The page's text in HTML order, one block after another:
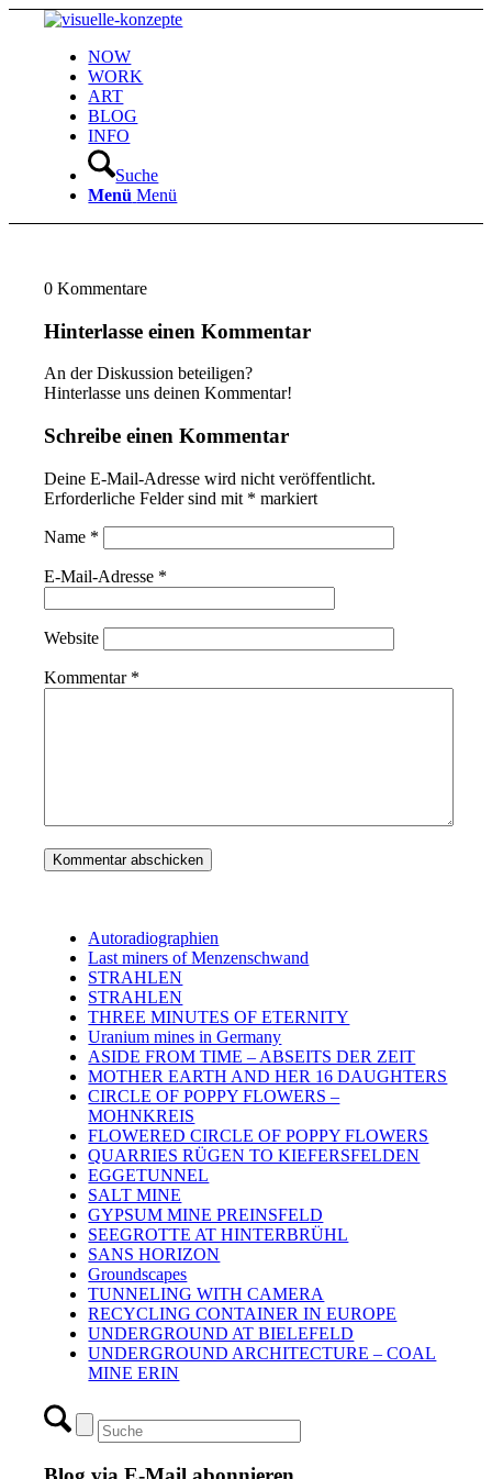
NOW
WORK
ART
BLOG
INFO
Suche
Menü Menü
0 Kommentare
Hinterlasse einen Kommentar
An der Diskussion beteiligen?
Hinterlasse uns deinen Kommentar!
Schreibe einen Kommentar
Deine E-Mail-Adresse wird nicht veröffentlicht.
Erforderliche Felder sind mit * markiert
Name *
E-Mail-Adresse *
Website
Kommentar *
Autoradiographien
Last miners of Menzenschwand
STRAHLEN
STRAHLEN
THREE MINUTES OF ETERNITY
Uranium mines in Germany
ASIDE FROM TIME – ABSEITS DER ZEIT
MOTHER EARTH AND HER 16 DAUGHTERS
CIRCLE OF POPPY FLOWERS –
MOHNKREIS
FLOWERED CIRCLE OF POPPY FLOWERS
QUARRIES RÜGEN TO KIEFERSFELDEN
EGGETUNNEL
SALT MINE
GYPSUM MINE PREINSFELD
SEEGROTTE AT HINTERBRÜHL
SANS HORIZON
Groundscapes
TUNNELING WITH CAMERA
RECYCLING CONTAINER IN EUROPE
UNDERGROUND AT BIELEFELD
UNDERGROUND ARCHITECTURE – COAL
MINE ERIN